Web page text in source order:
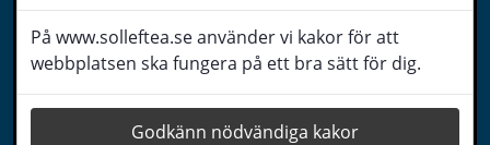
På www.solleftea.se använder vi kakor för att
webbplatsen ska fungera på ett bra sätt för dig.
Godkänn nödvändiga kakor
Camping
Friluftsliv